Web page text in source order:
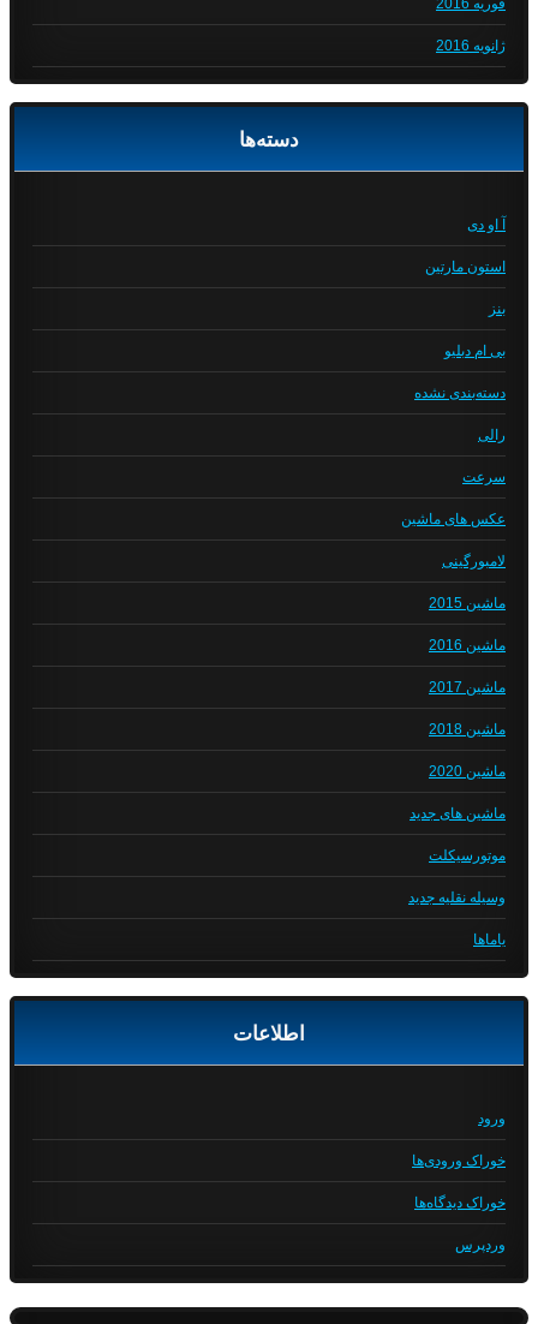
فوریه 2016
ژانویه 2016
دسته‌ها
آ او دی
استون مارتین
بنز
بی ام دبلیو
دسته‌بندی نشده
رالی
سرعت
عکس های ماشین
لامبورگینی
ماشین 2015
ماشین 2016
ماشین 2017
ماشین 2018
ماشین 2020
ماشین های جدید
موتورسیکلت
وسیله نقلیه جدید
یاماها
اطلاعات
ورود
خوراک ورودی‌ها
خوراک دیدگاه‌ها
وردپرس